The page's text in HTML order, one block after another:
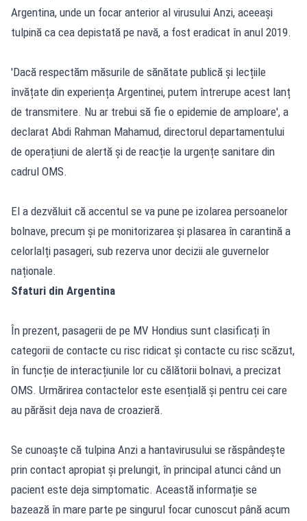
Argentina, unde un focar anterior al virusului Anzi, aceeași
tulpină ca cea depistată pe navă, a fost eradicat în anul 2019.
'Dacă respectăm măsurile de sănătate publică și lecțiile
învățate din experiența Argentinei, putem întrerupe acest lanț
de transmitere. Nu ar trebui să fie o epidemie de amploare', a
declarat Abdi Rahman Mahamud, directorul departamentului
de operațiuni de alertă și de reacție la urgențe sanitare din
cadrul OMS.
El a dezvăluit că accentul se va pune pe izolarea persoanelor
bolnave, precum și pe monitorizarea și plasarea în carantină a
celorlalți pasageri, sub rezerva unor decizii ale guvernelor
naționale.
Sfaturi din Argentina
În prezent, pasagerii de pe MV Hondius sunt clasificați în
categorii de contacte cu risc ridicat și contacte cu risc scăzut,
în funcție de interacțiunile lor cu călătorii bolnavi, a precizat
OMS. Urmărirea contactelor este esențială și pentru cei care
au părăsit deja nava de croazieră.
Se cunoaște că tulpina Anzi a hantavirusului se răspândește
prin contact apropiat și prelungit, în principal atunci când un
pacient este deja simptomatic. Această informație se
bazează în mare parte pe singurul focar cunoscut până acum